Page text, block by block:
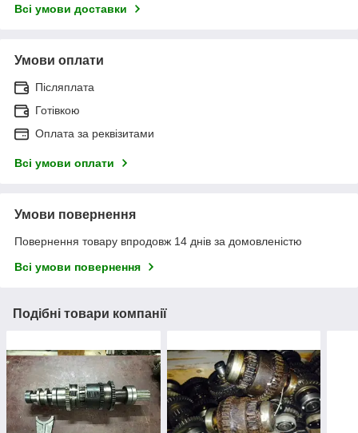
Всі умови доставки
Умови оплати
Післяплата
Готівкою
Оплата за реквізитами
Всі умови оплати
Умови повернення
Повернення товару впродовж 14 днів за домовленістю
Всі умови повернення
Подібні товари компанії